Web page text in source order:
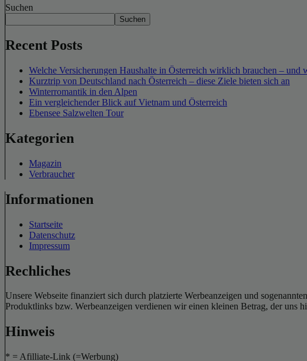
Suchen
Suchen
Recent Posts
Welche Versicherungen Haushalte in Österreich wirklich brauchen – und
Kurztrip von Deutschland nach Österreich – diese Ziele bieten sich an
Winterromantik in den Alpen
Ein vergleichender Blick auf Vietnam und Österreich
Ebensee Salzwelten Tour
Kategorien
Magazin
Verbraucher
Informationen
Startseite
Datenschutz
Impressum
Rechliches
Unsere Webseite finanziert sich durch platzierte Werbeanzeigen und
Produktlinks bzw. Werbeanzeigen verdienen wir einen kleinen Betrag, der uns
Hinweis
* = Afilliate-Link (=Werbung)